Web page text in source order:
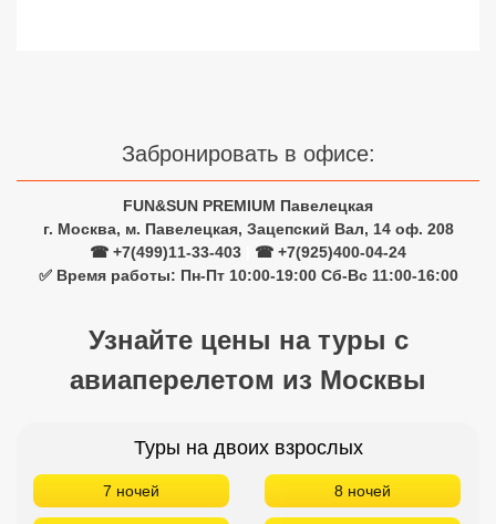
Забронировать в офисе:
FUN&SUN PREMIUM Павелецкая
г. Москва, м. Павелецкая, Зацепский Вал, 14 оф. 208
☎ +7(499)11-33-403
☎ +7(925)400-04-24
✅ Время работы: Пн-Пт 10:00-19:00 Сб-Вс 11:00-16:00
Узнайте цены на туры с
авиаперелетом из Москвы
Туры на двоих взрослых
7 ночей 8 ночей
Сетевые отели Шри Ланки
Сетевые отели Вьетнама
Сетевые отели Мальдив
Сетевые отели Бали
Сетевые отели Маврикия